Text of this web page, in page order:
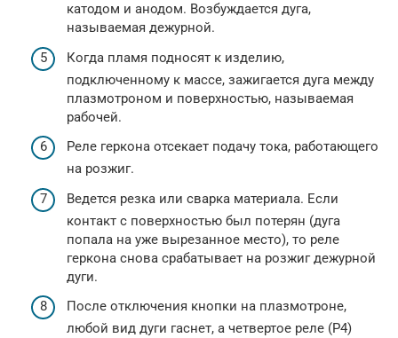
катодом и анодом. Возбуждается дуга,
называемая дежурной.
Когда пламя подносят к изделию,
подключенному к массе, зажигается дуга между
плазмотроном и поверхностью, называемая
рабочей.
Реле геркона отсекает подачу тока, работающего
на розжиг.
Ведется резка или сварка материала. Если
контакт с поверхностью был потерян (дуга
попала на уже вырезанное место), то реле
геркона снова срабатывает на розжиг дежурной
дуги.
После отключения кнопки на плазмотроне,
любой вид дуги гаснет, а четвертое реле (Р4)